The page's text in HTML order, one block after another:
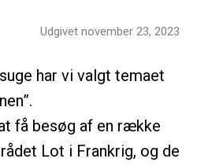
Udgivet november 23, 2023
har vi valgt temaet
få besøg af en række
Lot i Frankrig, og de